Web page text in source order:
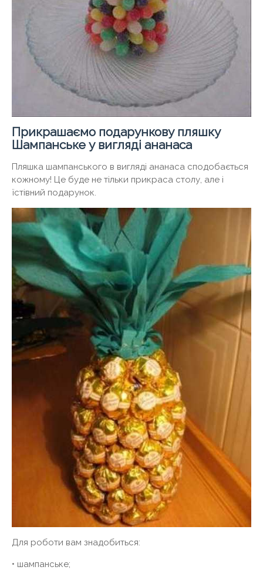
Прикрашаємо подарункову пляшку
Шампанське у вигляді ананаса
Пляшка шампанського в вигляді ананаса сподобається
кожному! Це буде не тільки прикраса столу, але і
їстівний подарунок.
Для роботи вам знадобиться:
• шампанське;